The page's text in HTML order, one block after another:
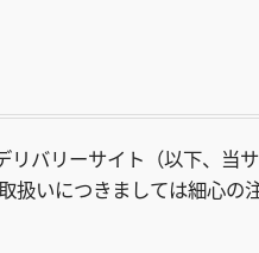
リバリーサイト（以下、当
扱いにつきましては細心の